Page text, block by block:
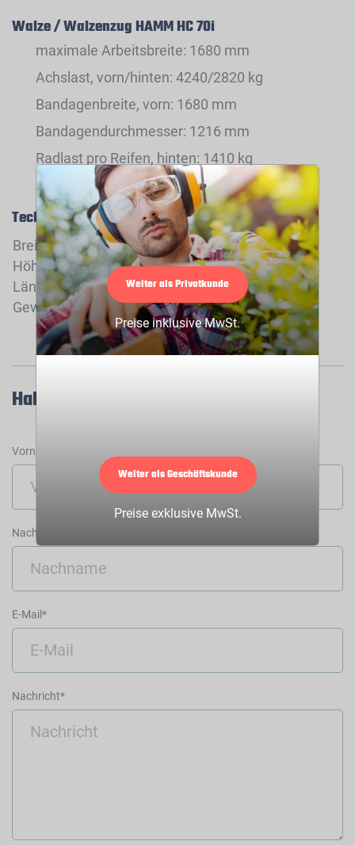
Walze / Walzenzug HAMM HC 70i
maximale Arbeitsbreite: 1680 mm
Achslast, vorn/hinten: 4240/2820 kg
Bandagenbreite, vorn: 1680 mm
Bandagendurchmesser: 1216 mm
Radlast pro Reifen, hinten: 1410 kg
Achsabstand: 3340 mm
Technische Daten
Breite:
179 cm
Höhe:
289 cm
Länge:
448 cm
Gewicht:7060 kg
Haben Sie Fragen zu diesem Produkt?
Vorname*
Nachname*
E-Mail*
Nachricht*
Weiter als Privatkunde
Preise inklusive MwSt.
Weiter als Geschäftskunde
Preise exklusive MwSt.